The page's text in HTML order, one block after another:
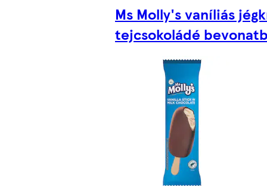
Ms Molly's vaníliás
tejcsokoládé